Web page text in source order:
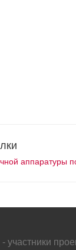
аппаратуры
- участники